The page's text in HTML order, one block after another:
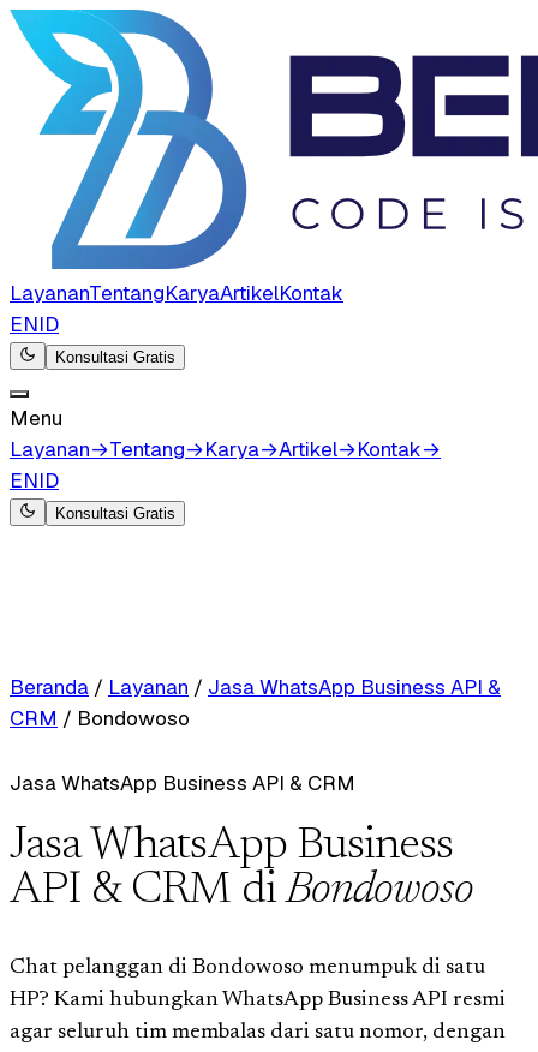
LayananTentangKaryaArtikelKontak
ENID
Konsultasi Gratis
Menu
Layanan→Tentang→Karya→Artikel→Kontak→
ENID
Konsultasi Gratis
Beranda / Layanan / Jasa WhatsApp Business API &
CRM / Bondowoso
Jasa WhatsApp Business API & CRM
Jasa WhatsApp Business
API & CRM diBondowoso
Chat pelanggan di Bondowoso menumpuk di satu
HP? Kami hubungkan WhatsApp Business API resmi
agar seluruh tim membalas dari satu nomor, dengan